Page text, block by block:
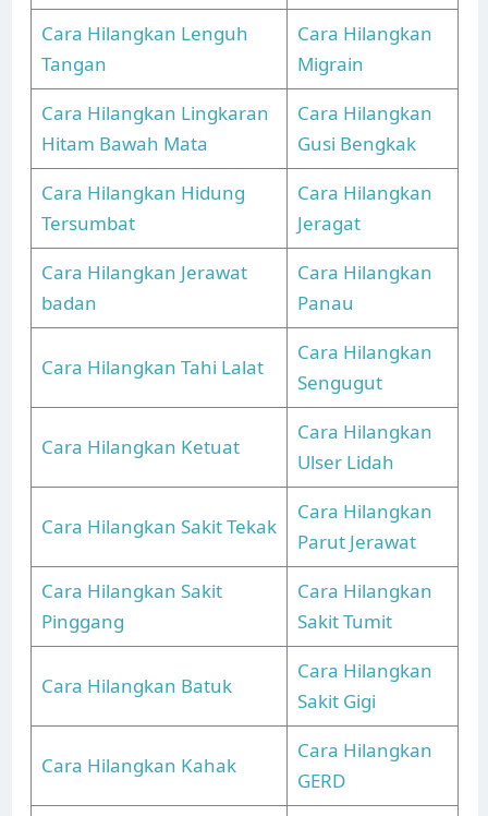
Cara Hilangkan Lenguh
Tangan
Cara Hilangkan
Migrain
Cara Hilangkan Lingkaran
Hitam Bawah Mata
Cara Hilangkan
Gusi Bengkak
Cara Hilangkan Hidung
Tersumbat
Cara Hilangkan
Jeragat
Cara Hilangkan Jerawat
badan
Cara Hilangkan
Panau
Cara Hilangkan Tahi Lalat
Cara Hilangkan
Sengugut
Cara Hilangkan Ketuat
Cara Hilangkan
Ulser Lidah
Cara Hilangkan Sakit Tekak
Cara Hilangkan
Parut Jerawat
Cara Hilangkan Sakit
Pinggang
Cara Hilangkan
Sakit Tumit
Cara Hilangkan Batuk
Cara Hilangkan
Sakit Gigi
Cara Hilangkan Kahak
Cara Hilangkan
GERD